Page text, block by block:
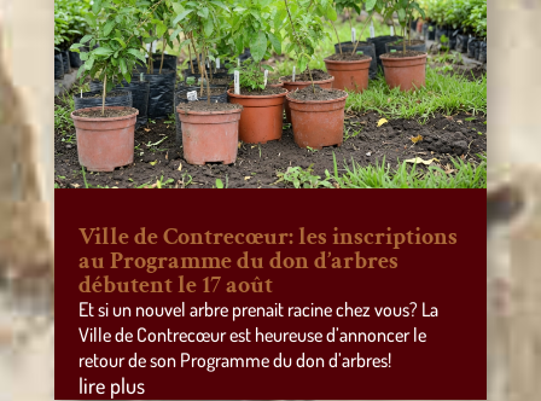
Ville de Contrecœur: les inscriptions
au Programme du don d’arbres
débutent le 17 août
Et si un nouvel arbre prenait racine chez vous? La
Ville de Contrecœur est heureuse d’annoncer le
retour de son Programme du don d’arbres!
lire plus